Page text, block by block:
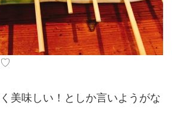
♡
美味しい！としか言いようがな